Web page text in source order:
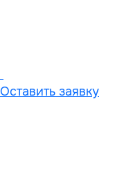
Оставить заявку